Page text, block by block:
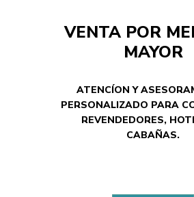
VENTA POR
MAYOR
ATENCÍON Y
PERSONALIZADO PARA
REVENDEDORES,
CABAÑAS.